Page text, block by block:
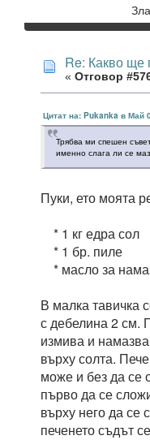
Re: Какво ще
« Отговор
Цитат на: Pukanka в Май
Трябва ми спешен
именно слага ли се
Пуки, ето моята
* 1 кг едра сол
* 1 бр. пиле
* масло за
В малка тавичка
с дебелина 2 см.
измива и
върху солта.
може и без да се
първо да се
върху него да се
печенето съдът